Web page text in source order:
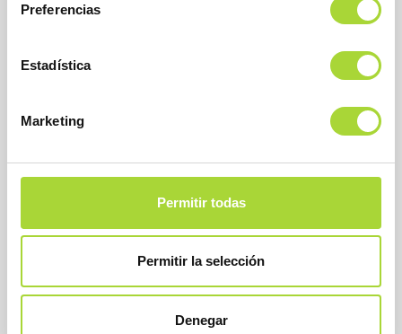
Preferencias
Estadística
Marketing
Permitir todas
Permitir la selección
Denegar
BioSim
Asociación Española de Medicamentos Biosimilares
28027 Madrid
Teléfono : +34 91 864 31 32